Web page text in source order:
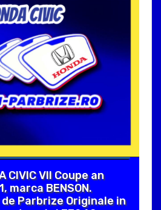
CIVIC VII Coupe an
BENSON.
Parbrize Originale in